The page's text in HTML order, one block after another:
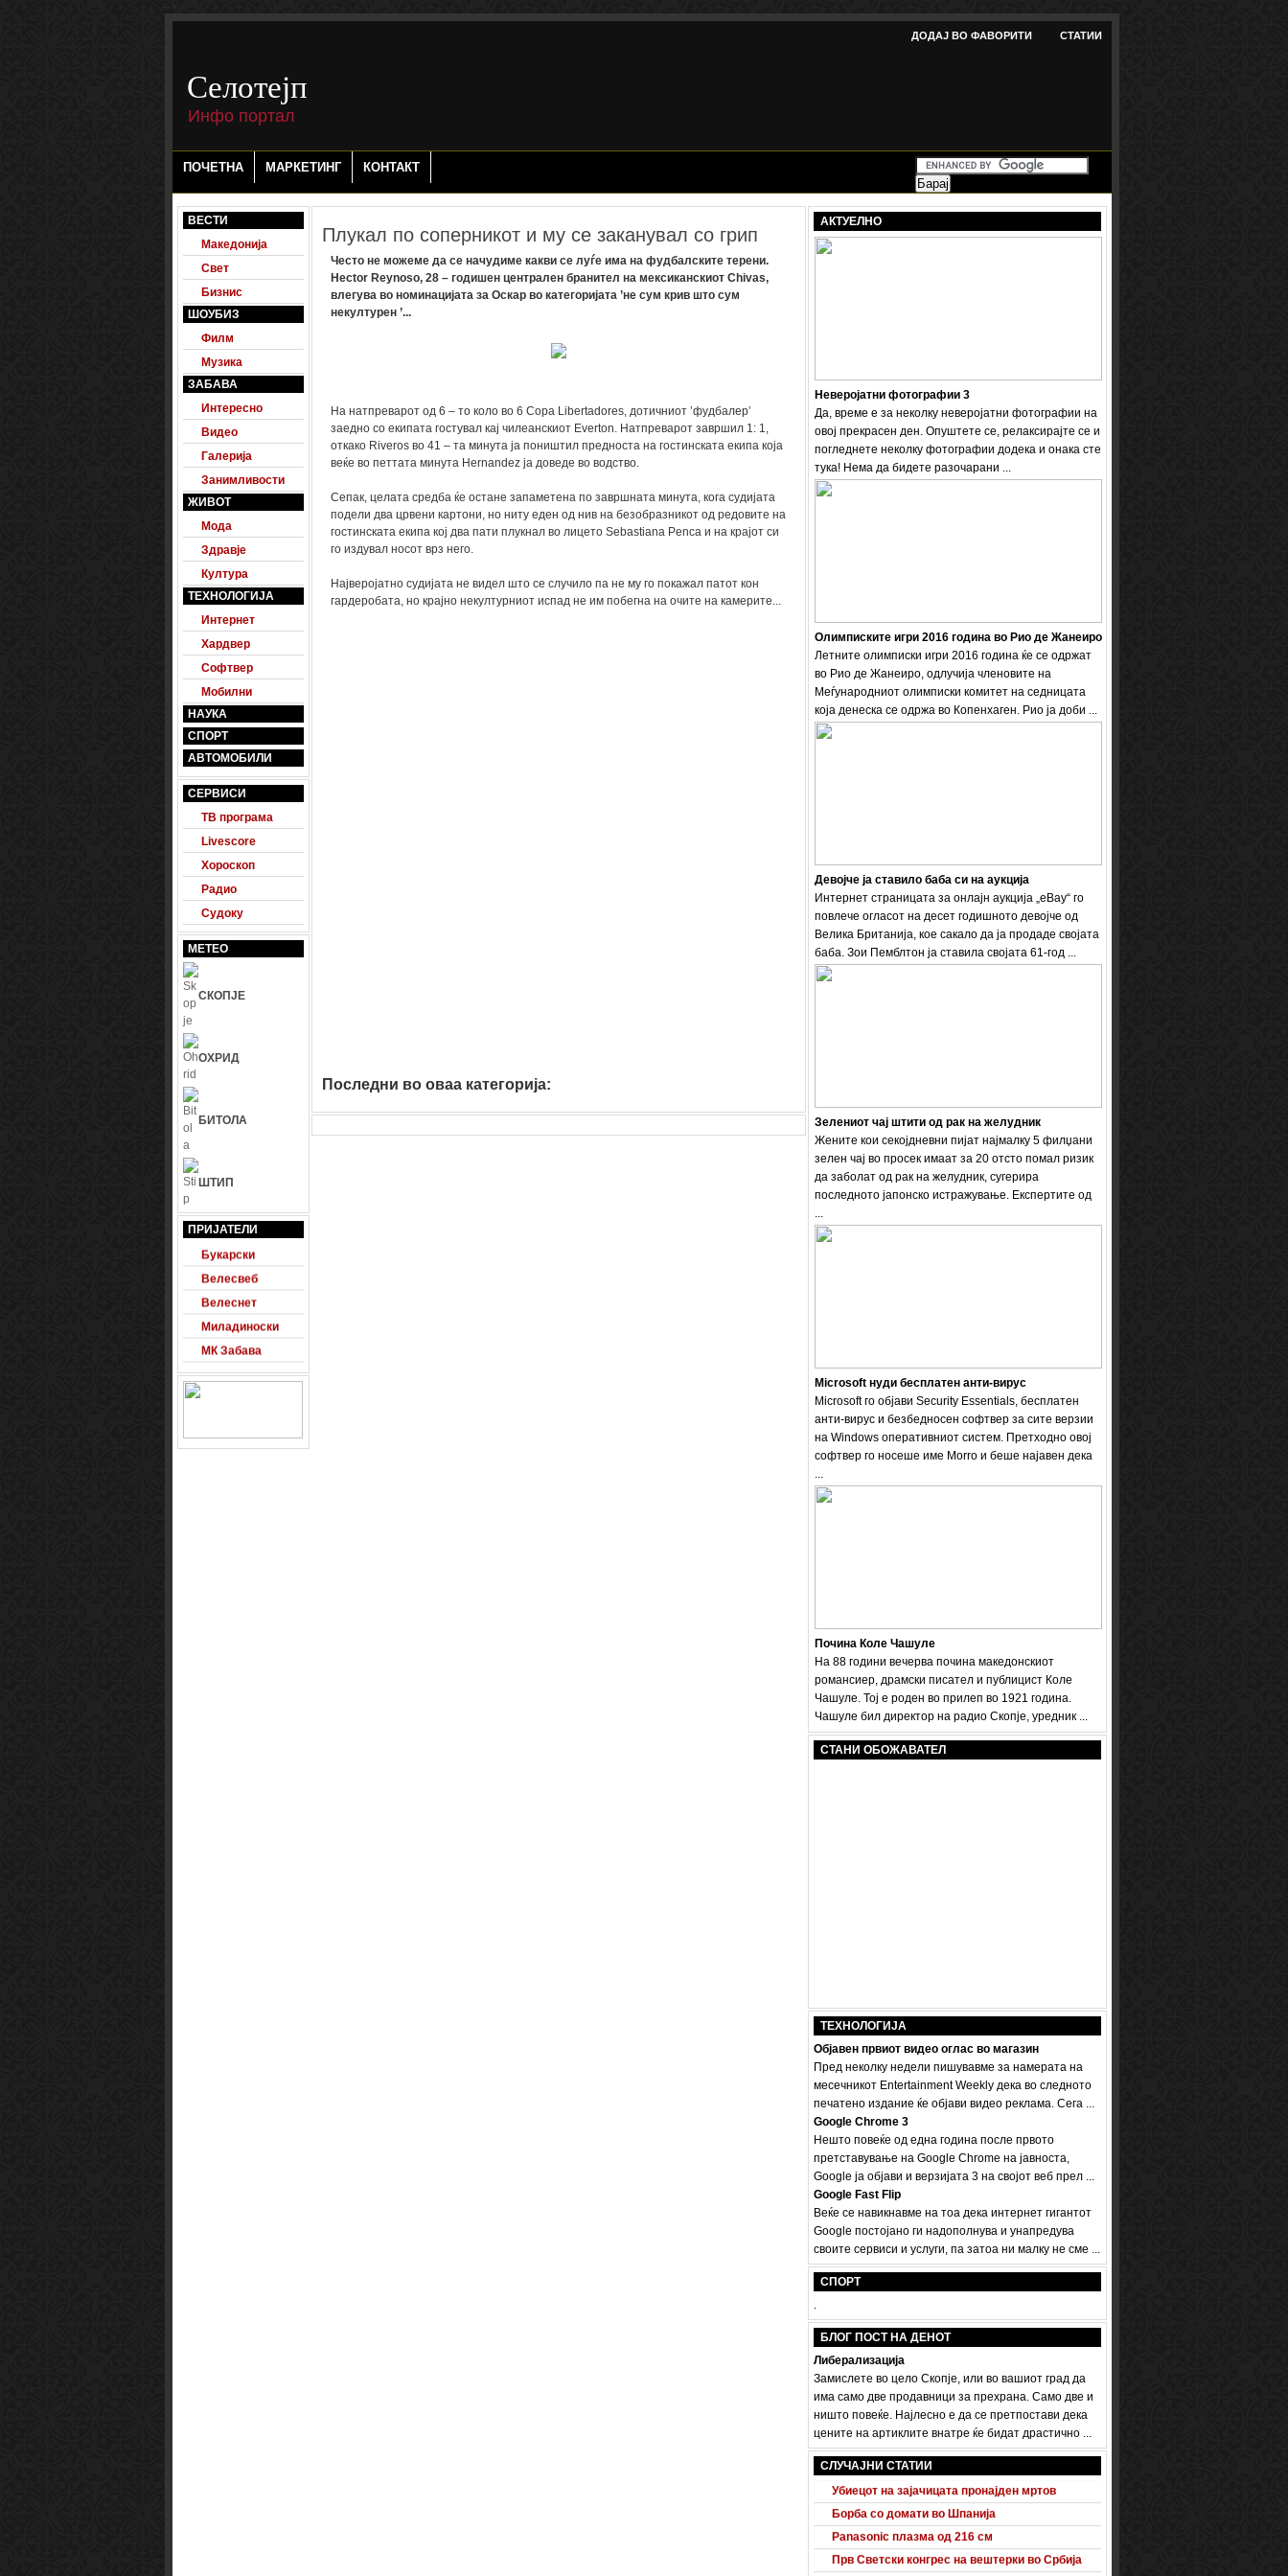
-->
ДОДАЈ ВО ФАВОРИТИ СТАТИИ
Селотејп
Инфо портал
ПОЧЕТНА МАРКЕТИНГ КОНТАКТ
ВЕСТИ
Македонија
Свет
Бизнис
ШОУБИЗ
Филм
Музика
ЗАБАВА
Интересно
Видео
Галерија
Занимливости
ЖИВОТ
Мода
Здравје
Култура
ТЕХНОЛОГИЈА
Интернет
Хардвер
Софтвер
Мобилни
НАУКА
СПОРТ
АВТОМОБИЛИ
СЕРВИСИ
ТВ програма
Livescore
Хороскоп
Радио
Судоку
МЕТЕО
СКОПЈЕ
ОХРИД
БИТОЛА
ШТИП
ПРИЈАТЕЛИ
Будна правда
Букарски
Велесвеб
Велеснет
Миладиноски
МК Забава
Развигор
Плукал по соперникот и му се заканувал со грип
Често не можеме да се начудиме какви се луѓе има на фудбалските терени.
Hector Reynoso, 28 – годишен централен бранител на мексиканскиот Chivas,
влегува во номинацијата за Оскар во категоријата ’не сум крив што сум
некултурен ’...
На натпреварот од 6 – то коло во 6 Copa Libertadores, дотичниот ’фудбалер’
заедно со екипата гостувал кај чилеанскиот Everton. Натпреварот завршил 1: 1,
откако Riveros во 41 – та минута ја поништил предноста на гостинската екипа која
веќе во петтата минута Hernandez ја доведе во водство.
Сепак, целата средба ќе остане запаметена по завршната минута, кога судијата
подели два црвени картони, но ниту еден од нив на безобразникот од редовите на
гостинската екипа кој два пати плукнал во лицето Sebastiana Penca и на крајот си
го издувал носот врз него.
Најверојатно судијата не видел што се случило па не му го покажал патот кон
гардеробата, но крајно некултурниот испад не им побегна на очите на камерите...
Последни во оваа категорија:
АКТУЕЛНО
Неверојатни фотографии 3
Да, време е за неколку неверојатни фотографии на
овој прекрасен ден. Опуштете се, релаксирајте се и
погледнете неколку фотографии додека и онака сте
тука! Нема да бидете разочарани ...
Олимписките игри 2016 година во Рио де Жанеиро
Летните олимписки игри 2016 година ќе се одржат
во Рио де Жанеиро, одлучија членовите на
Меѓународниот олимписки комитет на седницата
која денеска се одржа во Копенхаген. Рио ја доби ...
Девојче ја ставило баба си на аукција
Интернет страницата за онлајн аукција „eBay“ го
повлече огласот на десет годишното девојче од
Велика Британија, кое сакало да ја продаде својата
баба. Зои Пемблтон ја ставила својата 61-год ...
Зелениот чај штити од рак на желудник
Жените кои секојдневни пијат најмалку 5 филџани
зелен чај во просек имаат за 20 отсто помал ризик
да заболат од рак на желудник, сугерира
последното јапонско истражување. Експертите од
...
Microsoft нуди бесплатен анти-вирус
Microsoft го објави Security Essentials, бесплатен
анти-вирус и безбедносен софтвер за сите верзии
на Windows оперативниот систем. Претходно овој
софтвер го носеше име Мorro и беше најавен дека
...
Почина Коле Чашуле
На 88 години вечерва почина македонскиот
романсиер, драмски писател и публицист Коле
Чашуле. Тој е роден во прилеп во 1921 година.
Чашуле бил директор на радио Скопје, уредник ...
СТАНИ ОБОЖАВАТЕЛ
ТЕХНОЛОГИЈА
Објавен првиот видео оглас во магазин
Пред неколку недели пишувавме за намерата на
месечникот Entertainment Weekly дека во следното
печатено издание ќе објави видео реклама. Сега ...
Google Chrome 3
Нешто повеќе од една година после првото
претставување на Google Chrome на јавноста,
Google ја објави и верзијата 3 на својот веб прел ...
Google Fast Flip
Веќе се навикнавме на тоа дека интернет гигантот
Google постојано ги надополнува и унапредува
своите сервиси и услуги, па затоа ни малку не сме ...
СПОРТ
.
БЛОГ ПОСТ НА ДЕНОТ
Либерализација
Замислете во цело Скопје, или во вашиот град да
има само две продавници за прехрана. Само две и
ништо повеќе. Најлесно е да се претпостави дека
цените на артиклите внатре ќе бидат драстично ...
СЛУЧАЈНИ СТАТИИ
Audi A5 Sportback потполно разоткриен
Македонско - турски бизнис форум
Убиецот на зајачицата пронајден мртов
Борба со домати во Шпанија
Panasonic плазма од 216 см
Прв Светски конгрес на вештерки во Србија